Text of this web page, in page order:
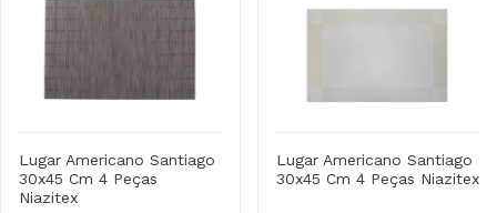
Lugar Americano Santiago
30x45 Cm 4 Peças
Niazitex
Lugar Americano Santiago
30x45 Cm 4 Peças Niazitex